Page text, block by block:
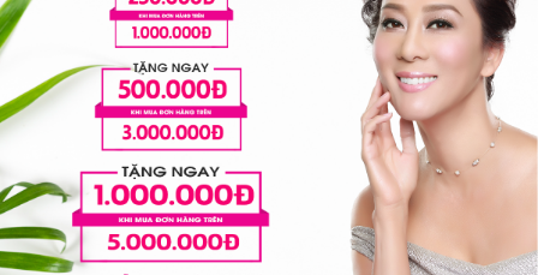
MẮT – EYES
DỤNG CU TRANG ĐIỂM
LÀM SẠCH – CLEANSING
CHỐNG NẮNG – SUNSCREEN
GIẢM CÂN
NỘI TIẾT TỐ
SỨC KHỎE
HATOMUGI
DAISY DOLL
NUTRICEP
CANMAKE TOKYO
MEISHOKU
KDB MAGAZINE